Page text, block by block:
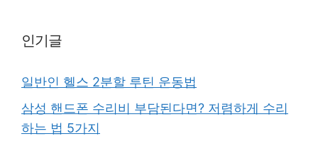
인기글
일반인 헬스 2분할 루틴 운동법
삼성 핸드폰 수리비 부담된다면? 저렴하게 수리
하는 법 5가지